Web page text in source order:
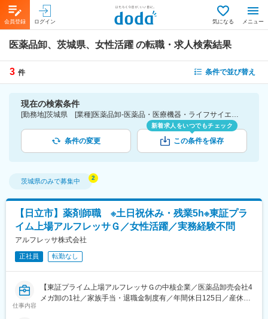
会員登録 ログイン 気になる メニュー
医薬品卸、茨城県、女性活躍 の転職・求人検索結果
3 件 条件で並び替え
現在の検索条件
[勤務地]茨城県 [業種]医薬品卸-医薬品・医療機器・ライフサイエンス・医療系サービス [詳細条件](会社・職場の環境)女性活躍
条件の変更
新着求人をいつでもチェック
この条件を保存
茨城県のみで募集中
【日立市】薬剤師職 ※土日祝休み・残業5h※東証プラ
イム上場アルフレッサＧ／女性活躍／実務経験不問
アルフレッサ株式会社
正社員 転勤なし
仕事内容
【東証プライム上場アルフレッサＧの中核企業／医薬品卸売会社4
メガ卸の1社／家族手当・退職金制度有／年間休日125日／産休・